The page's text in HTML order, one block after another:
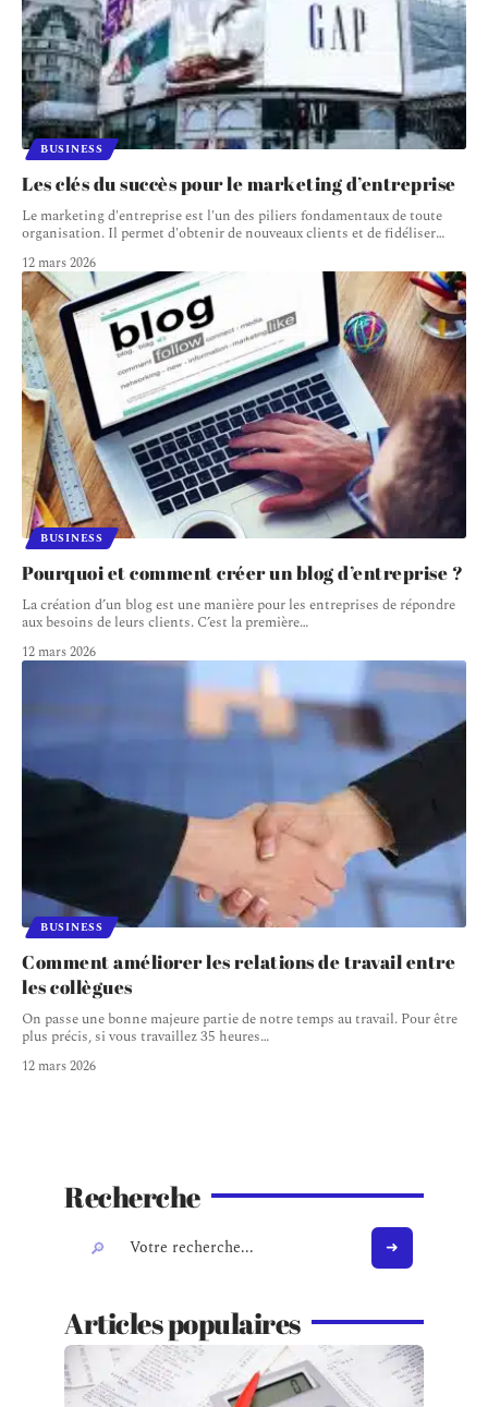
BUSINESS
Les clés du succès pour le marketing d’entreprise
Le marketing d'entreprise est l'un des piliers fondamentaux de toute
organisation. Il permet d'obtenir de nouveaux clients et de fidéliser…
12 mars 2026
BUSINESS
Pourquoi et comment créer un blog d’entreprise ?
La création d’un blog est une manière pour les entreprises de répondre
aux besoins de leurs clients. C’est la première…
12 mars 2026
BUSINESS
Comment améliorer les relations de travail entre
les collègues
On passe une bonne majeure partie de notre temps au travail. Pour être
plus précis, si vous travaillez 35 heures…
12 mars 2026
Recherche
Articles populaires